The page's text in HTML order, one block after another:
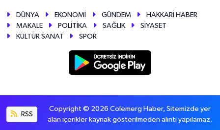
DÜNYA EKONOMİ GÜNDEM
HAKKARİ HABER
MAKALE
POLİTİKA SAĞLIK
SİYASET
KÜLTÜR SANAT
SPOR
RSS
Copyright © 2026 Colemerg Haber, Sitemizde yer
alan içerikler kaynak gösterilmeden alıntı yapılamaz.